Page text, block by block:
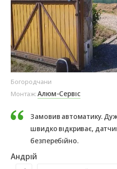
Богородчани
Монтаж:Алюм-Сервіс
Замовив автоматику.
швидко відкриває,
безперебійно.
Андрій